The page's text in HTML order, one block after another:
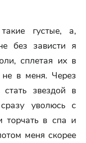
густые, а,
без зависти я
сплетая их в
в меня. Через
звездой в
уволюсь с
торчать в спа и
меня скорее